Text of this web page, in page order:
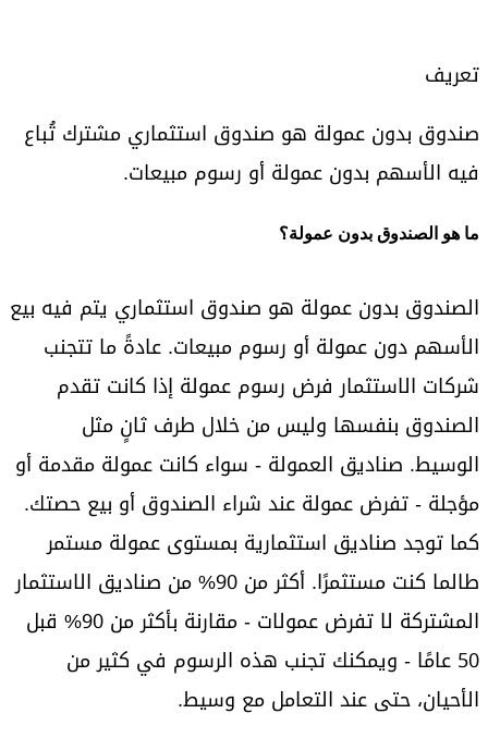
تعريف
صندوق بدون عمولة هو صندوق استثماري مشترك تُباع
فيه الأسهم بدون عمولة أو رسوم مبيعات.
ما هو الصندوق بدون عمولة؟
الصندوق بدون عمولة هو صندوق استثماري يتم فيه بيع
الأسهم دون عمولة أو رسوم مبيعات. عادةً ما تتجنب
شركات الاستثمار فرض رسوم عمولة إذا كانت تقدم
الصندوق بنفسها وليس من خلال طرف ثانٍ مثل
الوسيط. صناديق العمولة - سواء كانت عمولة مقدمة أو
مؤجلة - تفرض عمولة عند شراء الصندوق أو بيع حصتك.
كما توجد صناديق استثمارية بمستوى عمولة مستمر
طالما كنت مستثمرًا. أكثر من 90% من صناديق الاستثمار
المشتركة لا تفرض عمولات - مقارنة بأكثر من 90% قبل
50 عامًا - ويمكنك تجنب هذه الرسوم في كثير من
الأحيان، حتى عند التعامل مع وسيط.